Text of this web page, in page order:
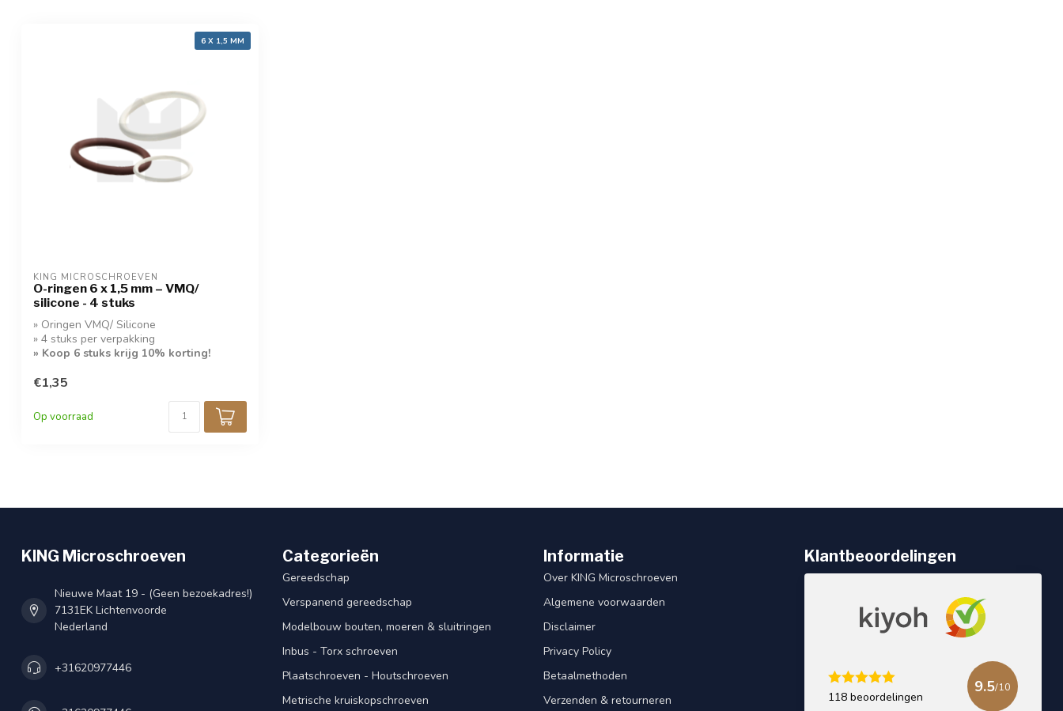
6 X 1,5 MM
KING MICROSCHROEVEN
O-ringen 6 x 1,5 mm – VMQ/
silicone - 4 stuks
» Oringen VMQ/ Silicone
» 4 stuks per verpakking
» Koop 6 stuks krijg 10% korting!
€1,35
Op voorraad
KING Microschroeven
Nieuwe Maat 19 - (Geen bezoekadres!)
7131EK Lichtenvoorde
Nederland
+31620977446
Categorieën
Gereedschap
Verspanend gereedschap
Modelbouw bouten, moeren & sluitringen
Inbus - Torx schroeven
Plaatschroeven - Houtschroeven
Metrische kruiskopschroeven
Informatie
Over KING Microschroeven
Algemene voorwaarden
Disclaimer
Privacy Policy
Betaalmethoden
Verzenden & retourneren
Klantbeoordelingen
118 beoordelingen
9.5/10